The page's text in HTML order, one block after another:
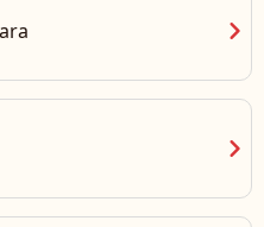
chevron_right
chevron_right